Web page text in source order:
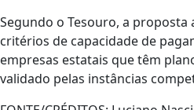
Segundo o Tesouro, a proposta
critérios de capacidade de
empresas estatais que têm
validado pelas instâncias